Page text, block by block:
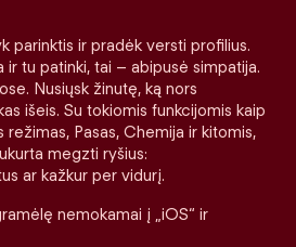
parinktis ir pradėk versti profilius.
ir tu patinki, tai – abipusė simpatija.
Nusiųsk žinutę, ką nors
išeis. Su tokiomis funkcijomis kaip
Pasas, Chemija ir kitomis,
megzti ryšius:
ar kažkur per vidurį.
nemokamai į „iOS“ ir